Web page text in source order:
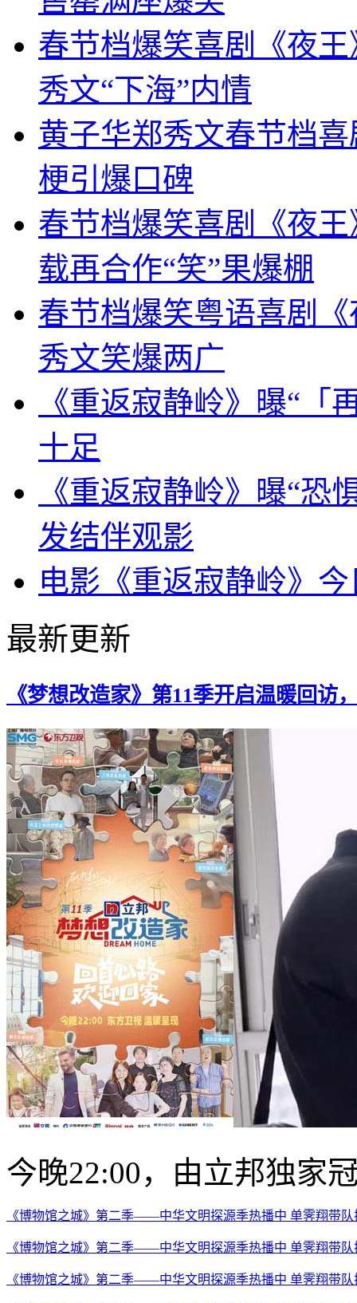
春节档爆笑喜剧《夜
秀文“下海”内情
黄子华郑秀文春节档
梗引爆口碑
春节档爆笑喜剧《夜
载再合作“笑”果爆棚
春节档爆笑粤语喜剧
秀文笑爆两广
《重返寂静岭》曝“「
十足
《重返寂静岭》曝“恐
发结伴观影
电影《重返寂静岭》
最新更新
《梦想改造家》第11季开启温暖回访
今晚22:00，由立邦独家
《博物馆之城》第二季——中华文明探源季热播中 单霁翔带
《博物馆之城》第二季——中华文明探源季热播中 单霁翔带
《博物馆之城》第二季——中华文明探源季热播中 单霁翔带